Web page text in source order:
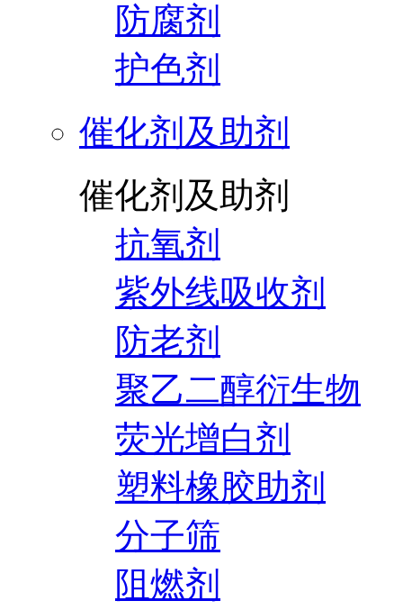
防腐剂
护色剂
催化剂及助剂
催化剂及助剂
抗氧剂
紫外线吸收剂
防老剂
聚乙二醇衍生物
荧光增白剂
塑料橡胶助剂
分子筛
阻燃剂